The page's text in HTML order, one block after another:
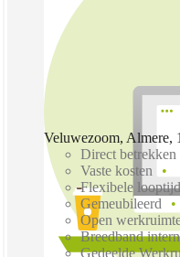
Veluwezoom, Almere,
Direct betrekken
Vaste kosten
Flexibele looptijd
Gemeubileerd
Open
Breedband
Gedeelde